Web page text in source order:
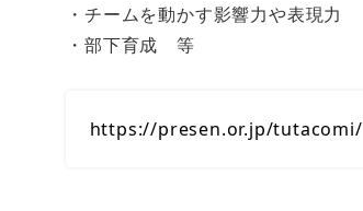
・チームを動かす影響力や表現力
・部下育成 等
https://presen.or.jp/tutacomi/